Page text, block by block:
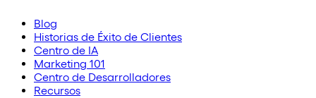
Blog
Historias de Éxito de Clientes
Centro de IA
Marketing 101
Centro de Desarrolladores
Recursos